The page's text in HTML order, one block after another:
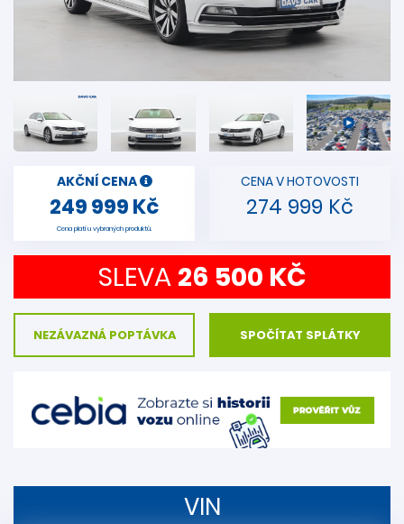
AKČNÍ CENA
249 999 Kč
Cena platí u vybraných produktů.
CENA V HOTOVOSTI
274 999 Kč
SLEVA 26 500 KČ
NEZÁVAZNÁ POPTÁVKA SPOČÍTAT SPLÁTKY
VIN